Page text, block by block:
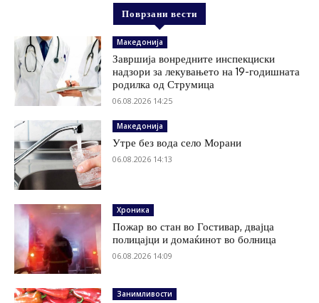
Поврзани вести
Македонија
Завршија вонредните инспекциски
надзори за лекувањето на 19-годишната
родилка од Струмица
06.08.2026 14:25
Македонија
Утре без вода село Морани
06.08.2026 14:13
Хроника
Пожар во стан во Гостивар, двајца
полицајци и домаќинот во болница
06.08.2026 14:09
Занимливости